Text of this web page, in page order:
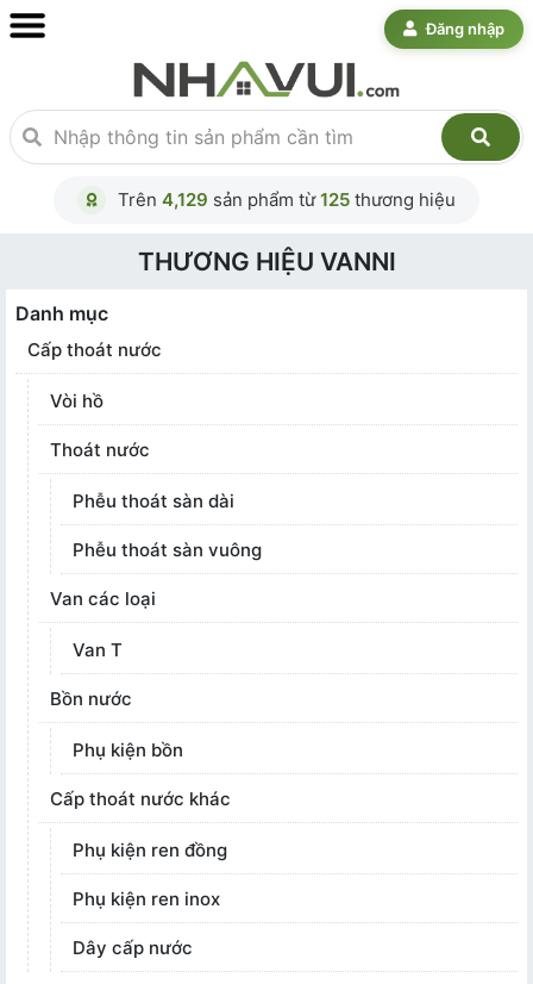
Đăng nhập
Trên 4,129 sản phẩm từ125 thương hiệu
THƯƠNG HIỆU VANNI
Danh mục
Cấp thoát nước
Vòi hồ
Thoát nước
Phễu thoát sàn dài
Phễu thoát sàn vuông
Van các loại
Van T
Bồn nước
Phụ kiện bồn
Cấp thoát nước khác
Phụ kiện ren đồng
Phụ kiện ren inox
Dây cấp nước